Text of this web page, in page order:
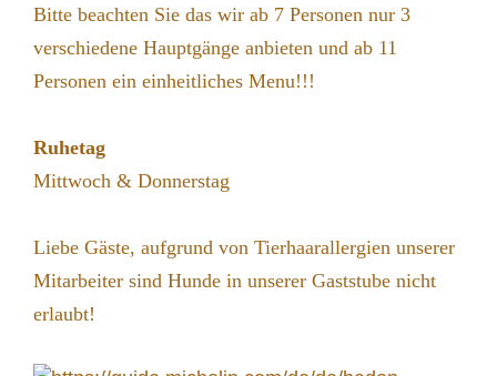
Bitte beachten Sie das wir ab 7 Personen nur 3
verschiedene Hauptgänge anbieten und ab 11
Personen ein einheitliches Menu!!!
Ruhetag
Mittwoch & Donnerstag
Liebe Gäste, aufgrund von Tierhaarallergien unserer
Mitarbeiter sind Hunde in unserer Gaststube nicht
erlaubt!